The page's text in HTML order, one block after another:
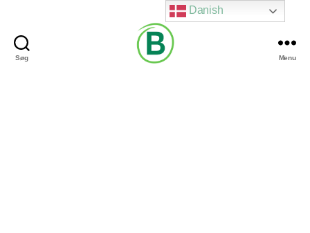
Søg Menu
Danish